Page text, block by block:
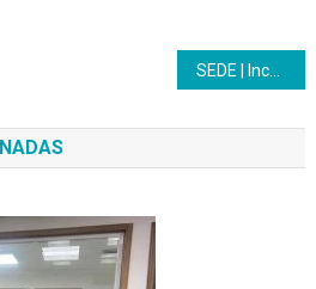
SEDE | Inces continúa formación productiva en todo el país